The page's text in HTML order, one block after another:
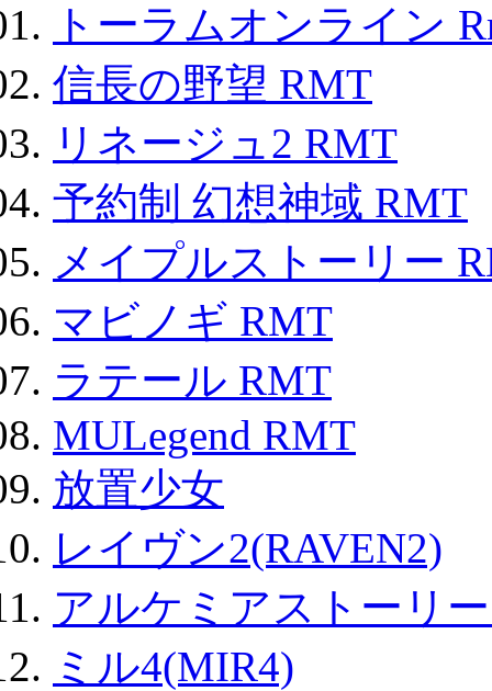
トーラムオンライン
信長の野望 RMT
リネージュ2 RMT
予約制 幻想神域 RMT
メイプルストーリー
マビノギ RMT
ラテール RMT
MULegend RMT
放置少女
レイヴン2(RAVEN2)
アルケミアストーリ
ミル4(MIR4)